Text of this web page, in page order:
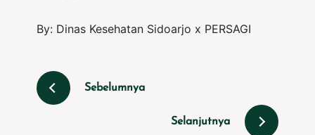
By: Dinas Kesehatan Sidoarjo x PERSAGI
Sebelumnya
Selanjutnya